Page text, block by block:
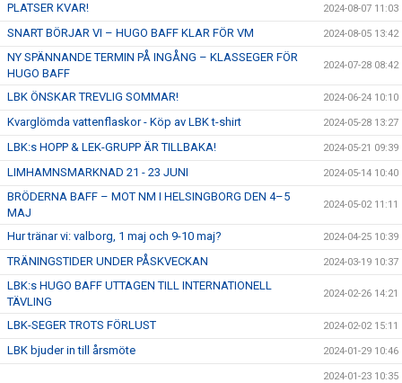
PLATSER KVAR! 2024-08-07 11:03
SNART BÖRJAR VI – HUGO BAFF KLAR FÖR VM 2024-08-05 13:42
NY SPÄNNANDE TERMIN PÅ INGÅNG – KLASSEGER FÖR
HUGO BAFF
2024-07-28 08:42
LBK ÖNSKAR TREVLIG SOMMAR! 2024-06-24 10:10
Kvarglömda vattenflaskor - Köp av LBK t-shirt 2024-05-28 13:27
LBK:s HOPP & LEK-GRUPP ÄR TILLBAKA! 2024-05-21 09:39
LIMHAMNSMARKNAD 21 - 23 JUNI 2024-05-14 10:40
BRÖDERNA BAFF – MOT NM I HELSINGBORG DEN 4–5
MAJ
2024-05-02 11:11
Hur tränar vi: valborg, 1 maj och 9-10 maj? 2024-04-25 10:39
TRÄNINGSTIDER UNDER PÅSKVECKAN 2024-03-19 10:37
LBK:s HUGO BAFF UTTAGEN TILL INTERNATIONELL
TÄVLING
2024-02-26 14:21
LBK-SEGER TROTS FÖRLUST 2024-02-02 15:11
LBK bjuder in till årsmöte 2024-01-29 10:46
2024-01-23 10:35